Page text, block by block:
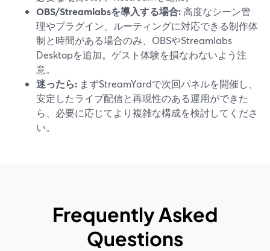
OBS/Streamlabsを導入する場合:高度なシーン管
理やプラグイン、ルーティングに対応できる制作体
制と時間がある場合のみ、OBSやStreamlabs
Desktopを追加。ゲスト体験を損なわないよう注
意。
迷ったら: まずStreamYardで次回パネルを開催し、
安定したライブ配信と再現性のある運用ができた
ら、必要に応じてより複雑な構成を検討してくださ
い。
Frequently Asked
Questions